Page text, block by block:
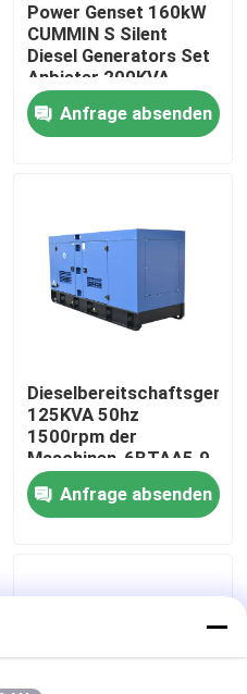
Power Genset 160kW
CUMMIN S Silent
Diesel Generators Set
Anbieter 200KVA
Generator Diesel
Silent Stromgenerator
Generatoren Marke
Anfrage absenden
125KVA 50hz
1500rpm der
Maschinen-6BTAA5.9-
G2 Cummins
Anfrage absenden